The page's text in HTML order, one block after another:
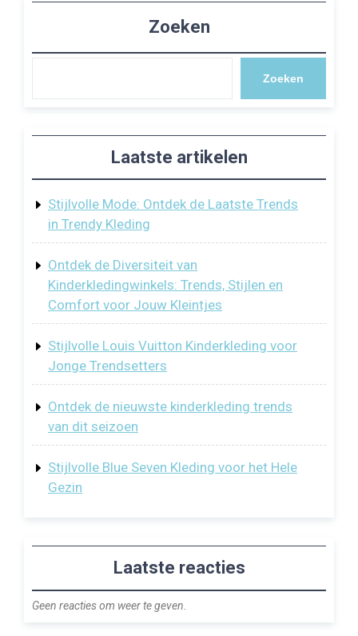
Zoeken
Zoeken
Laatste artikelen
Stijlvolle Mode: Ontdek de Laatste Trends
in Trendy Kleding
Ontdek de Diversiteit van
Kinderkledingwinkels: Trends, Stijlen en
Comfort voor Jouw Kleintjes
Stijlvolle Louis Vuitton Kinderkleding voor
Jonge Trendsetters
Ontdek de nieuwste kinderkleding trends
van dit seizoen
Stijlvolle Blue Seven Kleding voor het Hele
Gezin
Laatste reacties
Geen reacties om weer te geven.